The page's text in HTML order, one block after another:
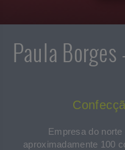
Paula Borges
Empresa do
aproximadamente 100